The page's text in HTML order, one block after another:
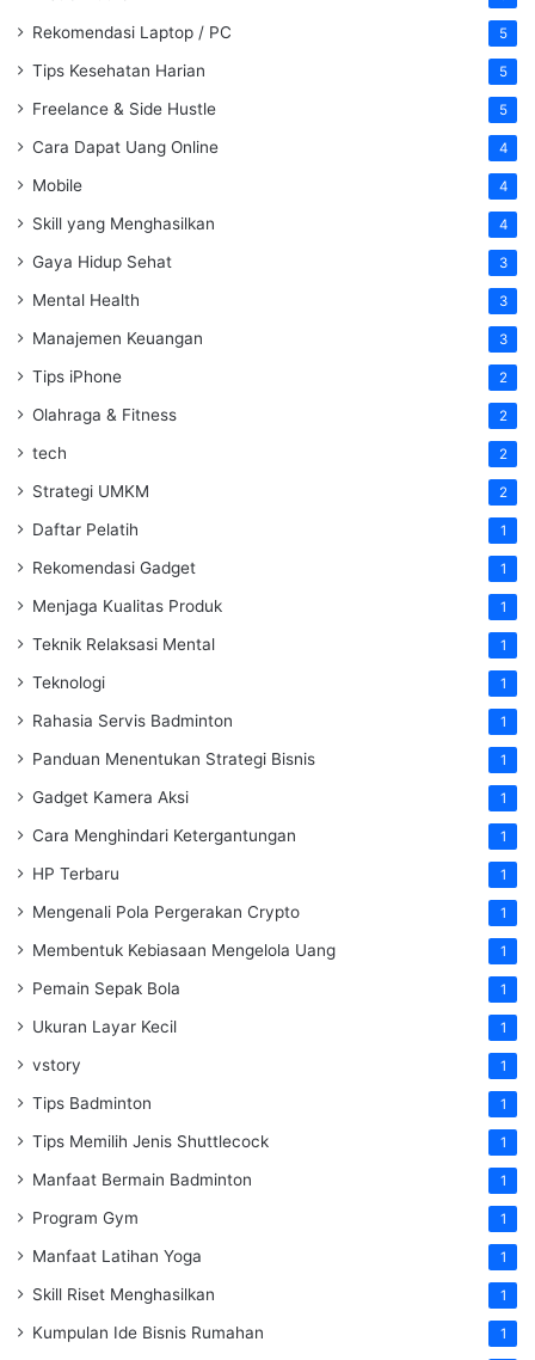
Rekomendasi Laptop / PC 5
Tips Kesehatan Harian 5
Freelance & Side Hustle 5
Cara Dapat Uang Online 4
Mobile 4
Skill yang Menghasilkan 4
Gaya Hidup Sehat 3
Mental Health 3
Manajemen Keuangan 3
Tips iPhone 2
Olahraga & Fitness 2
tech 2
Strategi UMKM 2
Daftar Pelatih 1
Rekomendasi Gadget 1
Menjaga Kualitas Produk 1
Teknik Relaksasi Mental 1
Teknologi 1
Rahasia Servis Badminton 1
Panduan Menentukan Strategi Bisnis 1
Gadget Kamera Aksi 1
Cara Menghindari Ketergantungan 1
HP Terbaru 1
Mengenali Pola Pergerakan Crypto 1
Membentuk Kebiasaan Mengelola Uang 1
Pemain Sepak Bola 1
Ukuran Layar Kecil 1
vstory 1
Tips Badminton 1
Tips Memilih Jenis Shuttlecock 1
Manfaat Bermain Badminton 1
Program Gym 1
Manfaat Latihan Yoga 1
Skill Riset Menghasilkan 1
Kumpulan Ide Bisnis Rumahan 1